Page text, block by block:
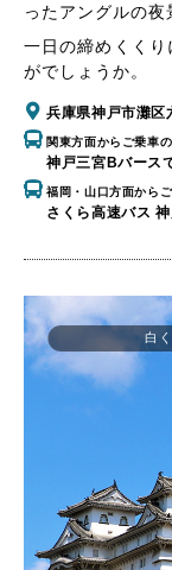
ったアングルの夜
一日の締めくく
がでしょうか。
兵庫県神戸市灘区
関東方面からご乗車
神戸三宮Bバース
福岡・山口方面から
さくら高速バス
白